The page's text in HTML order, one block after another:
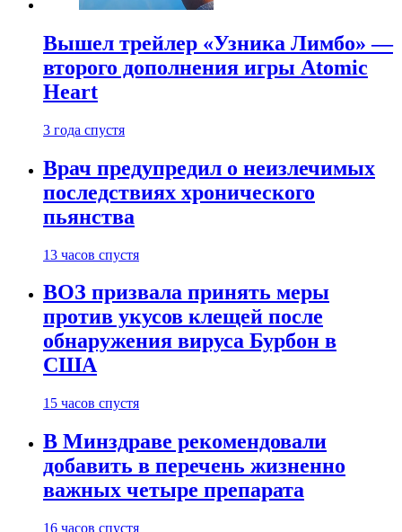
Вышел трейлер «Узника Лимбо» —
второго дополнения игры Atomic
Heart
3 года спустя
Врач предупредил о неизлечимых
последствиях хронического
пьянства
13 часов спустя
ВОЗ призвала принять меры
против укусов клещей после
обнаружения вируса Бурбон в
США
15 часов спустя
В Минздраве рекомендовали
добавить в перечень жизненно
важных четыре препарата
16 часов спустя